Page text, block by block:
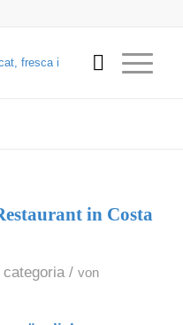
in Costa
categoria / von